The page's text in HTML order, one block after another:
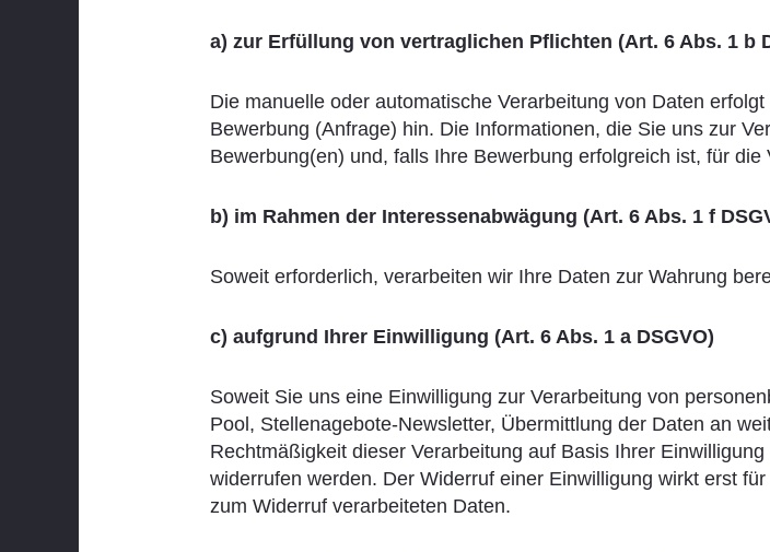
a) zur Erfüllung von vertraglichen Pflichten (Art. 6 Abs. 1 b
Die manuelle oder automatische Verarbeitung von Daten
Bewerbung (Anfrage) hin. Die Informationen, die Sie uns zur
Bewerbung(en) und, falls Ihre Bewerbung erfolgreich ist, für
b) im Rahmen der Interessenabwägung (Art. 6 Abs. 1 f
Soweit erforderlich, verarbeiten wir Ihre Daten zur Wahrung
c) aufgrund Ihrer Einwilligung (Art. 6 Abs. 1 a DSGVO)
Soweit Sie uns eine Einwilligung zur Verarbeitung von
Pool, Stellenagebote-Newsletter, Übermittlung der Daten an
Rechtmäßigkeit dieser Verarbeitung auf Basis Ihrer
widerrufen werden. Der Widerruf einer Einwilligung wirkt erst
zum Widerruf verarbeiteten Daten.